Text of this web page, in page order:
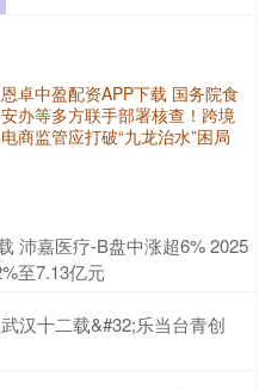
恩卓中盈配资APP下载 国务院食
安办等多方联手部署核查！跨境
电商监管应打破“九龙治水”困局
沛嘉医疗-B盘中涨超6% 2025
至7.13亿元
汉十二载&#32;乐当台青创